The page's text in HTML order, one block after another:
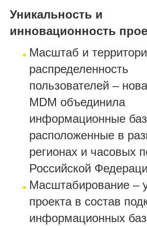
Уникальность и
инновационность
Масштаб и
распределенность
пользователей –
MDM объединила
информационные
расположенные в
регионах и часовых
Российской
Масштабирование –
проекта в состав
информационных